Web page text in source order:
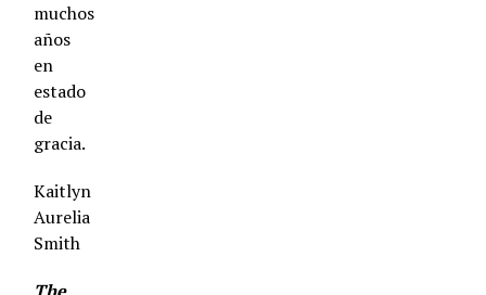
muchos
años
en
estado
de
gracia.
Kaitlyn
Aurelia
Smith